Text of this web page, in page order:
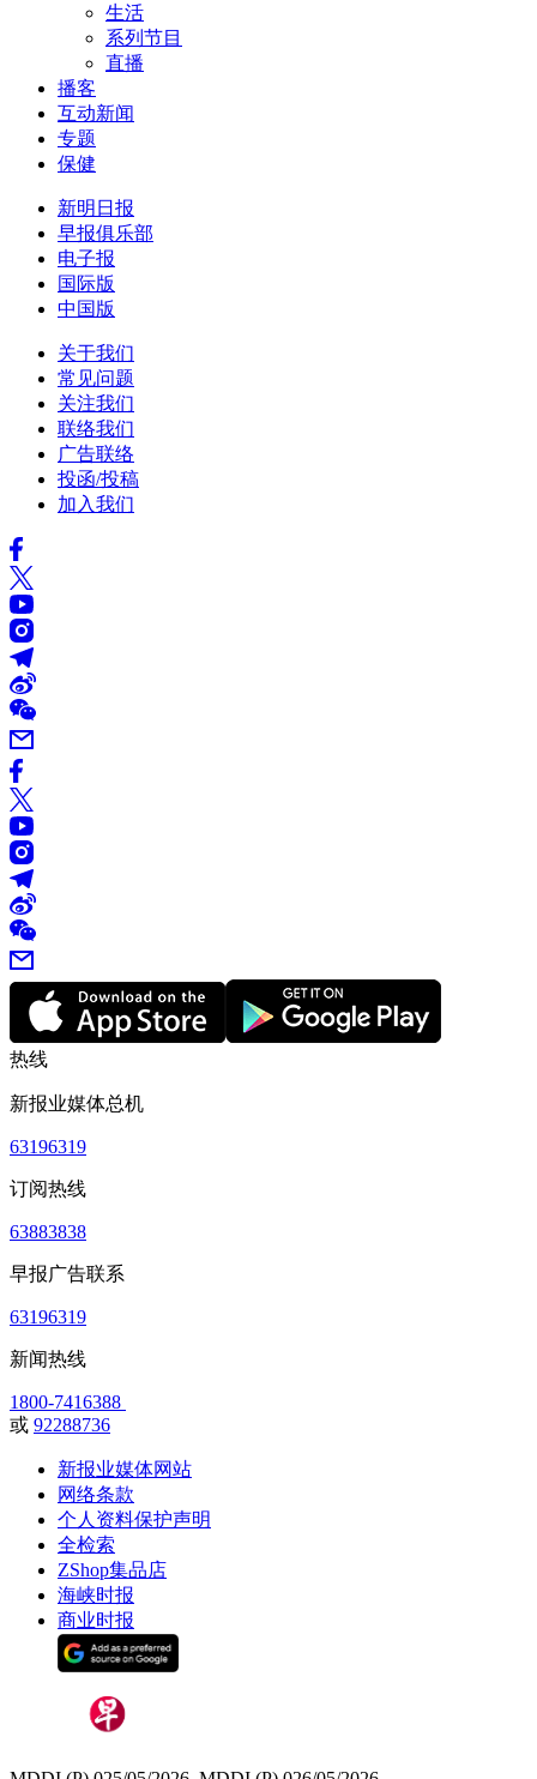
生活
系列节目
直播
播客
互动新闻
专题
保健
新明日报
早报俱乐部
电子报
国际版
中国版
关于我们
常见问题
关注我们
联络我们
广告联络
投函/投稿
加入我们
热线
新报业媒体总机
63196319
订阅热线
63883838
早报广告联系
63196319
新闻热线
1800-7416388
或 92288736
新报业媒体网站
网络条款
个人资料保护声明
全检索
ZShop集品店
海峡时报
商业时报